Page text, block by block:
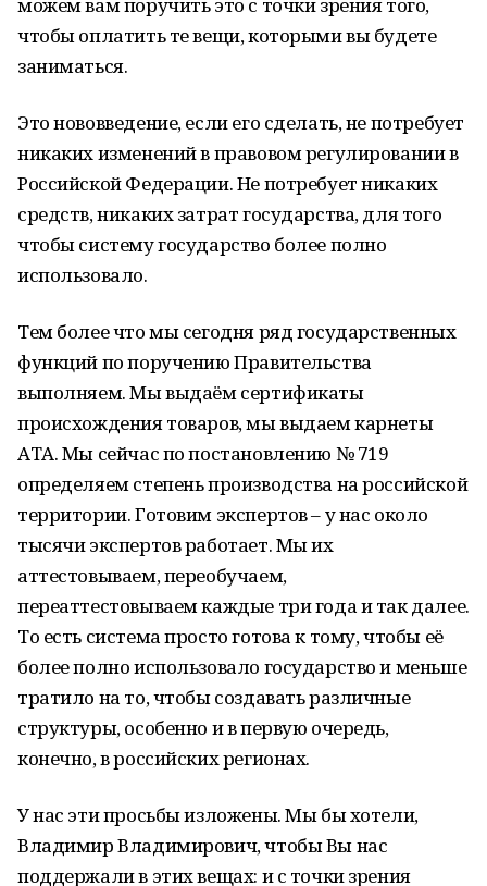
чтобы оплатить те вещи, которыми вы будете
заниматься.
Это нововведение, если его сделать, не потребует
никаких изменений в правовом регулировании в
Российской Федерации. Не потребует никаких
средств, никаких затрат государства, для того
чтобы систему государство более полно
использовало.
Тем более что мы сегодня ряд государственных
функций по поручению Правительства
выполняем. Мы выдаём сертификаты
происхождения товаров, мы выдаем карнеты
АТА. Мы сейчас по постановлению № 719
определяем степень производства на российской
территории. Готовим экспертов – у нас около
тысячи экспертов работает. Мы их
аттестовываем, переобучаем,
переаттестовываем каждые три года и так далее.
То есть система просто готова к тому, чтобы её
более полно использовало государство и меньше
тратило на то, чтобы создавать различные
структуры, особенно и в первую очередь,
конечно, в российских регионах.
У нас эти просьбы изложены. Мы бы хотели,
Владимир Владимирович, чтобы Вы нас
поддержали в этих вещах: и с точки зрения